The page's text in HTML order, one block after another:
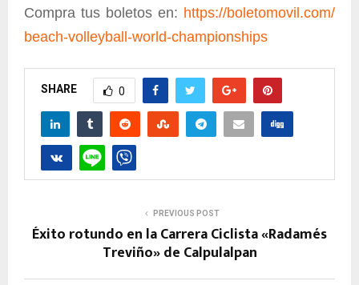
Compra tus boletos en: https://boletomovil.com/
beach-volleyball-world-championships
SHARE 0
PREVIOUS POST
Éxito rotundo en la Carrera Ciclista «Radamés
Treviño» de Calpulalpan